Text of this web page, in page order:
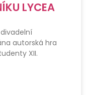
LYCEA
autorská hra
XII.